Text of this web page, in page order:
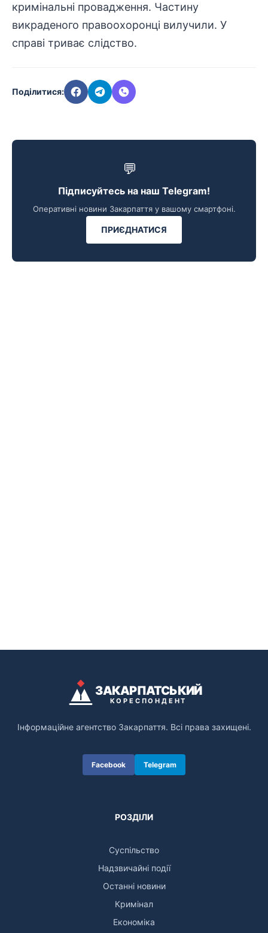
кримінальні провадження. Частину
викраденого правоохоронці вилучили. У
справі триває слідство.
Поділитися:
💬
Підписуйтесь на наш Telegram!
Оперативні новини Закарпаття у вашому смартфоні.
ПРИЄДНАТИСЯ
ЗАКАРПАТСЬКИЙ
КОРЕСПОНДЕНТ
Інформаційне агентство Закарпаття. Всі права захищені.
Facebook Telegram
РОЗДІЛИ
Суспільство
Надзвичайні події
Останні новини
Кримінал
Економіка